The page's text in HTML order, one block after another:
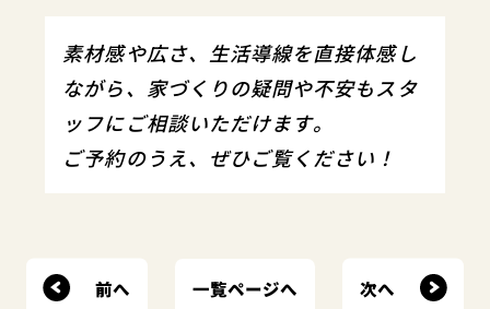
素材感や広さ、生活導線を直接体感し
ながら、家づくりの疑問や不安もスタ
ッフにご相談いただけます。
ご予約のうえ、ぜひご覧ください！
前へ 一覧ページへ 次へ